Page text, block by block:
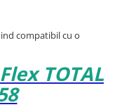
compatibil cu o
TOTAL